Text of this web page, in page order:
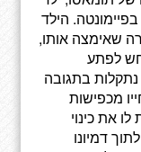
הילד
שאימצה אותו,
בקיץ 1943 הוא חש לפתע
בתגובה
מכפישות
את כינוי
דמיונו